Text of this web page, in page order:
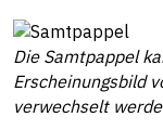
Die Samtpappel
Erscheinungsbild
verwechselt